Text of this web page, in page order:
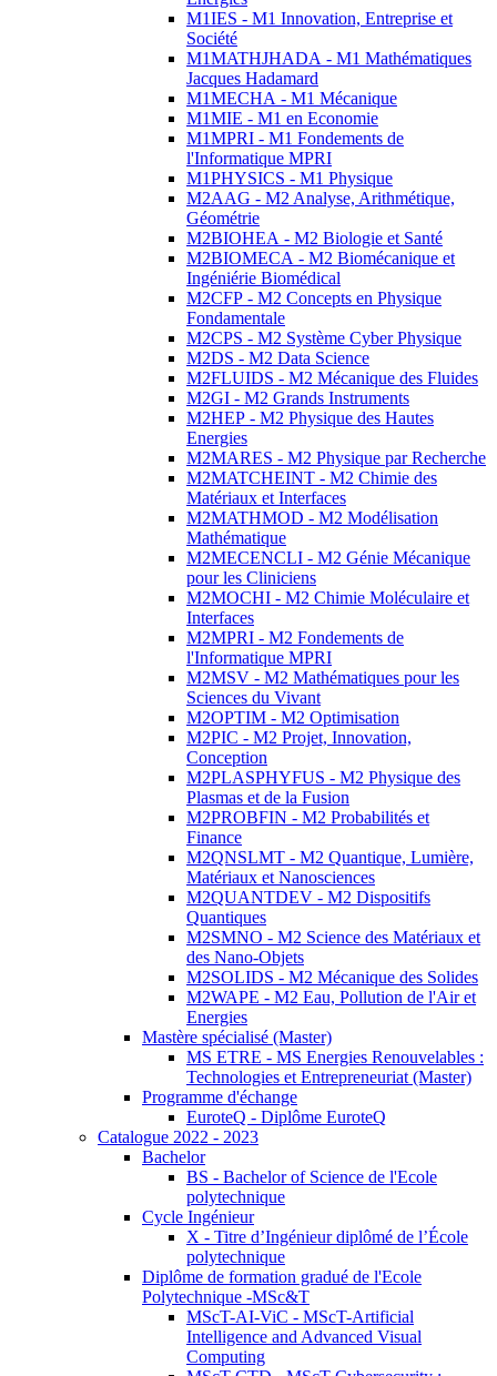
M1IES - M1 Innovation, Entreprise et
Société
M1MATHJHADA - M1 Mathématiques
Jacques Hadamard
M1MECHA - M1 Mécanique
M1MIE - M1 en Economie
M1MPRI - M1 Fondements de
l'Informatique MPRI
M1PHYSICS - M1 Physique
M2AAG - M2 Analyse, Arithmétique,
Géométrie
M2BIOHEA - M2 Biologie et Santé
M2BIOMECA - M2 Biomécanique et
Ingéniérie Biomédical
M2CFP - M2 Concepts en Physique
Fondamentale
M2CPS - M2 Système Cyber Physique
M2DS - M2 Data Science
M2FLUIDS - M2 Mécanique des Fluides
M2GI - M2 Grands Instruments
M2HEP - M2 Physique des Hautes
Energies
M2MARES - M2 Physique par Recherche
M2MATCHEINT - M2 Chimie des
Matériaux et Interfaces
M2MATHMOD - M2 Modélisation
Mathématique
M2MECENCLI - M2 Génie Mécanique
pour les Cliniciens
M2MOCHI - M2 Chimie Moléculaire et
Interfaces
M2MPRI - M2 Fondements de
l'Informatique MPRI
M2MSV - M2 Mathématiques pour les
Sciences du Vivant
M2OPTIM - M2 Optimisation
M2PIC - M2 Projet, Innovation,
Conception
M2PLASPHYFUS - M2 Physique des
Plasmas et de la Fusion
M2PROBFIN - M2 Probabilités et
Finance
M2QNSLMT - M2 Quantique, Lumière,
Matériaux et Nanosciences
M2QUANTDEV - M2 Dispositifs
Quantiques
M2SMNO - M2 Science des Matériaux et
des Nano-Objets
M2SOLIDS - M2 Mécanique des Solides
M2WAPE - M2 Eau, Pollution de l'Air et
Energies
Mastère spécialisé (Master)
MS ETRE - MS Energies Renouvelables :
Technologies et Entrepreneuriat (Master)
Programme d'échange
EuroteQ - Diplôme EuroteQ
Catalogue 2022 - 2023
Bachelor
BS - Bachelor of Science de l'Ecole
polytechnique
Cycle Ingénieur
X - Titre d’Ingénieur diplômé de l’École
polytechnique
Diplôme de formation gradué de l'Ecole
Polytechnique -MSc&T
MScT-AI-ViC - MScT-Artificial
Intelligence and Advanced Visual
Computing